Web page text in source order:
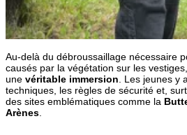
Au-delà du débroussaillage nécessaire
causés par la végétation sur les
une véritable immersion. Les jeunes y
techniques, les règles de sécurité et,
des sites emblématiques comme la
Arènes.